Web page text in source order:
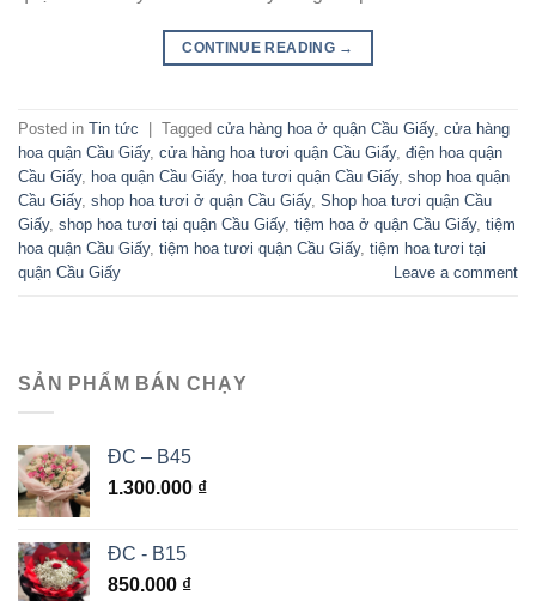
CONTINUE READING →
Posted in Tin tức Tagged cửa hàng hoa ở quận Cầu Giấy, cửa hàng
hoa quận Cầu Giấy, cửa hàng hoa tươi quận Cầu Giấy, điện hoa quận
Cầu Giấy, hoa quận Cầu Giấy, hoa tươi quận Cầu Giấy, shop hoa quận
Cầu Giấy, shop hoa tươi ở quận Cầu Giấy, Shop hoa tươi quận Cầu
Giấy, shop hoa tươi tại quận Cầu Giấy, tiệm hoa ở quận Cầu Giấy, tiệm
hoa quận Cầu Giấy, tiệm hoa tươi quận Cầu Giấy, tiệm hoa tươi tại
quận Cầu Giấy
Leave a comment
SẢN PHẨM BÁN CHẠY
ĐC – B45
1.300.000 ₫
ĐC - B15
850.000 ₫